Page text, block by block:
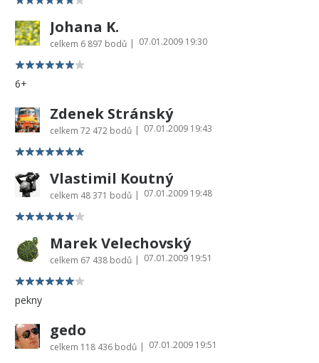
Johana K.
celkem 6 897 bodů | 07.01.2009 19:30
6+
Zdenek Stránský
celkem 72 472 bodů | 07.01.2009 19:43
Vlastimil Koutný
celkem 48 371 bodů | 07.01.2009 19:48
Marek Velechovský
celkem 67 438 bodů | 07.01.2009 19:51
pekny
gedo
celkem 118 436 bodů | 07.01.2009 19:51